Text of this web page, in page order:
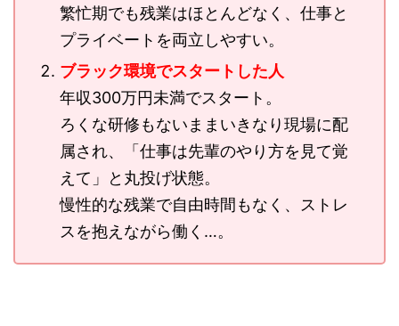
繁忙期でも残業はほとんどなく、仕事と
プライベートを両立しやすい。
ブラック環境でスタートした人
年収300万円未満でスタート。
ろくな研修もないままいきなり現場に配
属され、「仕事は先輩のやり方を見て覚
えて」と丸投げ状態。
慢性的な残業で自由時間もなく、ストレ
スを抱えながら働く…。